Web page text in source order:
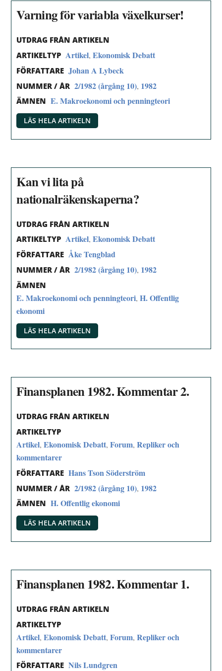
Varning för variabla växelkurser!
UTDRAG FRÅN ARTIKELN
ARTIKELTYP Artikel,Ekonomisk Debatt
FÖRFATTARE Johan A Lybeck
NUMMER / ÅR 2/1982 (årgång 10), 1982
ÄMNEN E. Makroekonomi och penningteori
LÄS HELA ARTIKELN
Kan vi lita på
nationalräkenskaperna?
UTDRAG FRÅN ARTIKELN
ARTIKELTYP Artikel,Ekonomisk Debatt
FÖRFATTARE Åke Tengblad
NUMMER / ÅR 2/1982 (årgång 10), 1982
ÄMNEN
E. Makroekonomi och penningteori,H. Offentlig
ekonomi
LÄS HELA ARTIKELN
Finansplanen 1982. Kommentar 2.
UTDRAG FRÅN ARTIKELN
ARTIKELTYP
Artikel,Ekonomisk Debatt,Forum,Repliker och
kommentarer
FÖRFATTARE Hans Tson Söderström
NUMMER / ÅR 2/1982 (årgång 10), 1982
ÄMNEN H. Offentlig ekonomi
LÄS HELA ARTIKELN
Finansplanen 1982. Kommentar 1.
UTDRAG FRÅN ARTIKELN
ARTIKELTYP
Artikel,Ekonomisk Debatt,Forum,Repliker och
kommentarer
FÖRFATTARE Nils Lundgren